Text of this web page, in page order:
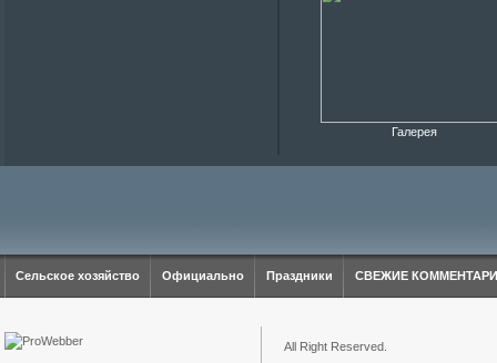
Галерея
Сельское хозяйство Официально Праздники СВЕЖИЕ
All Right Reserved.